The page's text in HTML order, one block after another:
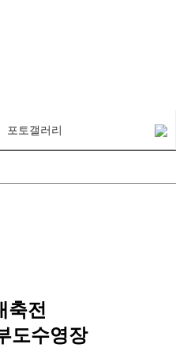
포토갤러리
축전
도수영장